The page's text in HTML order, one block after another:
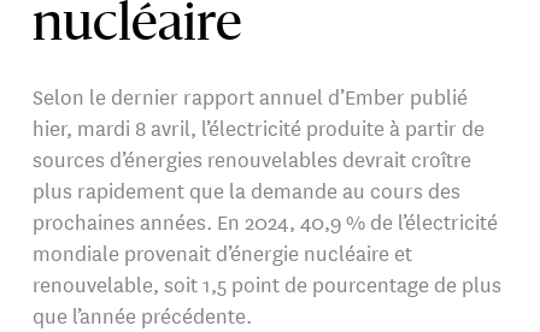
nucléaire
Selon le dernier rapport annuel d’Ember publié
hier, mardi 8 avril, l’électricité produite à partir de
sources d’énergies renouvelables devrait croître
plus rapidement que la demande au cours des
prochaines années. En 2024, 40,9 % de l’électricité
mondiale provenait d’énergie nucléaire et
renouvelable, soit 1,5 point de pourcentage de plus
que l’année précédente.